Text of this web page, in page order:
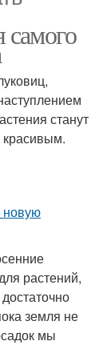
станут
растений,
земля не
мы